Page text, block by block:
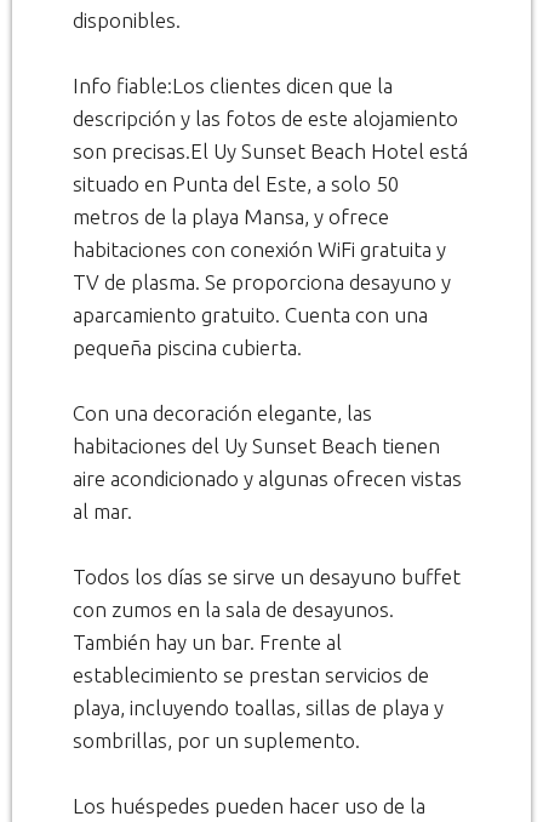
disponibles.
Info fiable:Los clientes dicen que la
descripción y las fotos de este alojamiento
son precisas.El Uy Sunset Beach Hotel está
situado en Punta del Este, a solo 50
metros de la playa Mansa, y ofrece
habitaciones con conexión WiFi gratuita y
TV de plasma. Se proporciona desayuno y
aparcamiento gratuito. Cuenta con una
pequeña piscina cubierta.
Con una decoración elegante, las
habitaciones del Uy Sunset Beach tienen
aire acondicionado y algunas ofrecen vistas
al mar.
Todos los días se sirve un desayuno buffet
con zumos en la sala de desayunos.
También hay un bar. Frente al
establecimiento se prestan servicios de
playa, incluyendo toallas, sillas de playa y
sombrillas, por un suplemento.
Los huéspedes pueden hacer uso de la